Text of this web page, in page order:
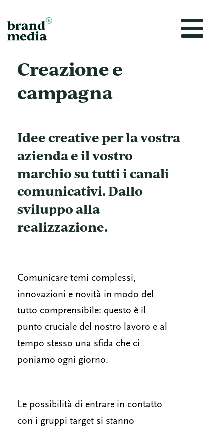
contenuto
Creazione e
campagna
Idee creative per la vostra
azienda e il vostro
marchio su tutti i canali
comunicativi. Dallo
sviluppo alla
realizzazione.
Comunicare temi complessi,
innovazioni e novità in modo del
tutto comprensibile: questo è il
punto cruciale del nostro lavoro e al
tempo stesso una sfida che ci
poniamo ogni giorno.
Le possibilità di entrare in contatto
con i gruppi target si stanno